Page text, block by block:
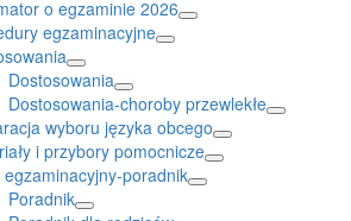
o egzaminie 2026
egzaminacyjne
Dostosowania
Dostosowania-choroby przewlekłe
wyboru języka obcego
i przybory pomocnicze
egzaminacyjny-poradnik
Poradnik